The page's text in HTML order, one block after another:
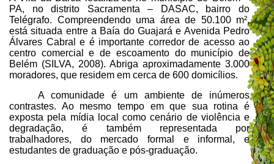
PA, no distrito Sacramenta – DASAC, bairro do
Telégrafo. Compreendendo uma área de 50.100 m²,
está situada entre a Baía do Guajará e Avenida Pedro
Álvares Cabral e é importante corredor de acesso ao
centro comercial e de escoamento do município de
Belém (SILVA, 2008). Abriga aproximadamente 3.000
moradores, que residem em cerca de 600 domicílios.
A comunidade é um ambiente de inúmeros
contrastes. Ao mesmo tempo em que sua rotina é
exposta pela mídia local como cenário de violência e
degradação, é também representada por
trabalhadores, do mercado formal e informal, e
estudantes de graduação e pós-graduação.